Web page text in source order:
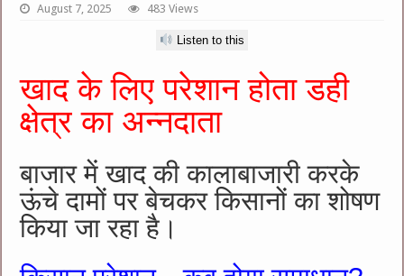
August 7, 2025 483 Views
Listen to this
खाद के लिए परेशान होता डही
क्षेत्र का अन्नदाता
बाजार में खाद की कालाबाजारी करके
ऊंचे दामों पर बेचकर किसानों का शोषण
किया जा रहा है।